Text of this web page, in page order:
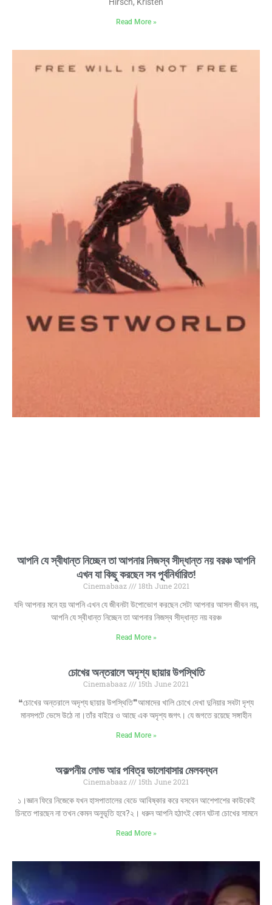
Read More »
আপনি যে স্বীধান্ত নিচ্ছেন তা আপনার নিজস্ব সীদ্ধান্ত নয় বরঞ্চ আপনি
এখন যা কিছু করছেন সব পূর্বনির্ধারিত!
Cinemabaaz
18th June 2021
যদি আপনার মনে হয় আপনি এখন যে জীবনটা উপোভোগ করছেন সেটা আপনার আসল জীবন নয়,
আপনি যে স্বীধান্ত নিচ্ছেন তা আপনার নিজস্ব সীদ্ধান্ত নয় বরঞ্চ
Read More »
চোখের অন্তরালে অদৃশ্য ছায়ার উপস্থিতি
Cinemabaaz
15th June 2021
❝চোখের অন্তরালে অদৃশ্য ছায়ার উপস্থিতি❞আমাদের খালি চোখে দেখা দুনিয়ার সবটা দৃশ্য
মানসপটে ভেসে উঠে না।তাঁর বাইরে ও আছে এক অদৃশ্য জগৎ। যে জগতে রয়েছে সঙ্গাহীন
Read More »
অকল্পনীয় লোভ আর পবিত্র ভালোবাসার মেলবন্ধন
Cinemabaaz
15th June 2021
১।জ্ঞান ফিরে নিজেকে যখন হাসপাতালের বেডে আবিষ্কার করে বসবেন আশেপাশের কাউকেই
চিনতে পারছেন না তখন কেমন অনুভূতি হবে?২। ধরুন আপনি হঠাৎই কোন ঘটনা চোখের সামনে
Read More »